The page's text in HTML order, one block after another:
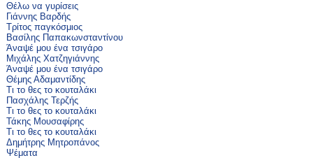
Θέλω να γυρίσεις
Γιάννης Βαρδής
Τρίτος παγκόσμιος
Βασίλης Παπακωνσταντίνου
Άναψέ μου ένα τσιγάρο
Μιχάλης Χατζηγιάννης
Άναψέ μου ένα τσιγάρο
Θέμης Αδαμαντίδης
Τι το θες το κουταλάκι
Πασχάλης Τερζής
Τι το θες το κουταλάκι
Τάκης Μουσαφίρης
Τι το θες το κουταλάκι
Δημήτρης Μητροπάνος
Ψέματα